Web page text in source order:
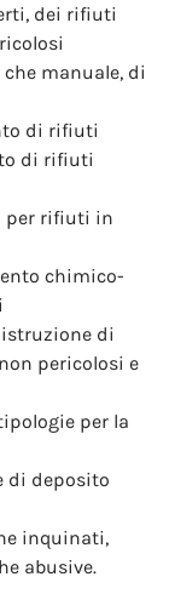
dei rifiuti
manuale, di
di rifiuti
di rifiuti
per rifiuti in
chimico-
di
pericolosi e
per la
di deposito
inquinati,
abusive.